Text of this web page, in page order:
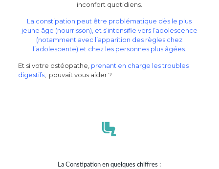
inconfort quotidiens.
La constipation peut être problématique dès le plus
jeune âge (nourrisson), et s’intensifie vers l’adolescence
(notamment avec l’apparition des règles chez
l’adolescente) et chez les personnes plus âgées.
Et si votre ostéopathe, prenant en charge les troubles
digestifs, pouvait vous aider ?
La Constipation en quelques chiffres :